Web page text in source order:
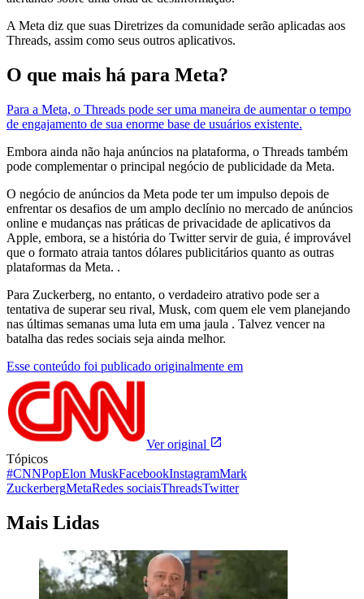
A Meta diz que suas Diretrizes da comunidade serão aplicadas aos
Threads, assim como seus outros aplicativos.
O que mais há para Meta?
Para a Meta, o Threads pode ser uma maneira de aumentar o tempo
de engajamento de sua enorme base de usuários existente.
Embora ainda não haja anúncios na plataforma, o Threads também
pode complementar o principal negócio de publicidade da Meta.
O negócio de anúncios da Meta pode ter um impulso depois de
enfrentar os desafios de um amplo declínio no mercado de anúncios
online e mudanças nas práticas de privacidade de aplicativos da
Apple, embora, se a história do Twitter servir de guia, é improvável
que o formato atraia tantos dólares publicitários quanto as outras
plataformas da Meta. .
Para Zuckerberg, no entanto, o verdadeiro atrativo pode ser a
tentativa de superar seu rival, Musk, com quem ele vem planejando
nas últimas semanas uma luta em uma jaula . Talvez vencer na
batalha das redes sociais seja ainda melhor.
Esse conteúdo foi publicado originalmente em
Ver original
Tópicos
#CNNPopElon MuskFacebookInstagramMark
ZuckerbergMetaRedes sociaisThreadsTwitter
Mais Lidas